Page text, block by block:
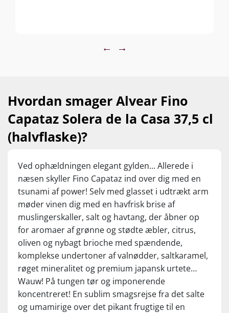
← →
Hvordan smager Alvear Fino
Capataz Solera de la Casa 37,5 cl
(halvflaske)?
Ved ophældningen elegant gylden... Allerede i
næsen skyller Fino Capataz ind over dig med en
tsunami af power! Selv med glasset i udtrækt arm
møder vinen dig med en havfrisk brise af
muslingerskaller, salt og havtang, der åbner op
for aromaer af grønne og stødte æbler, citrus,
oliven og nybagt brioche med spændende,
komplekse undertoner af valnødder, saltkaramel,
røget mineralitet og premium japansk urtete…
Wauw! På tungen tør og imponerende
koncentreret! En sublim smagsrejse fra det salte
og umamirige over det pikant frugtige til en